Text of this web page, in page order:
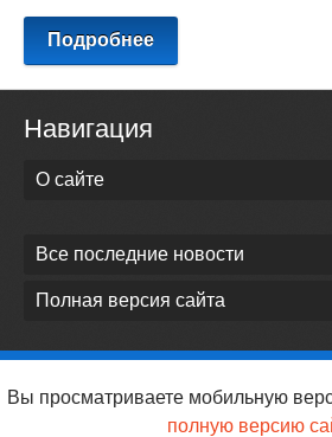
Подробнее
Навигация
О сайте
Все последние новости
Полная версия сайта
Вы просматриваете мобильную
полную версию